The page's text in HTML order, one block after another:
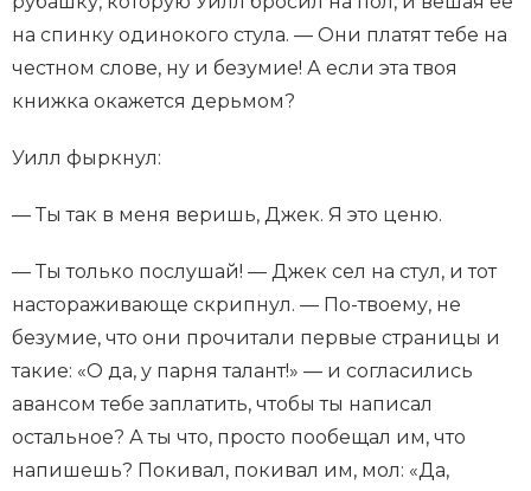
на спинку одинокого стула. — Они платят тебе на
честном слове, ну и безумие! А если эта твоя
книжка окажется дерьмом?
Уилл фыркнул:
— Ты так в меня веришь, Джек. Я это ценю.
— Ты только послушай! — Джек сел на стул, и тот
настораживающе скрипнул. — По-твоему, не
безумие, что они прочитали первые страницы и
такие: «О да, у парня талант!» — и согласились
авансом тебе заплатить, чтобы ты написал
остальное? А ты что, просто пообещал им, что
напишешь? Покивал, покивал им, мол: «Да,